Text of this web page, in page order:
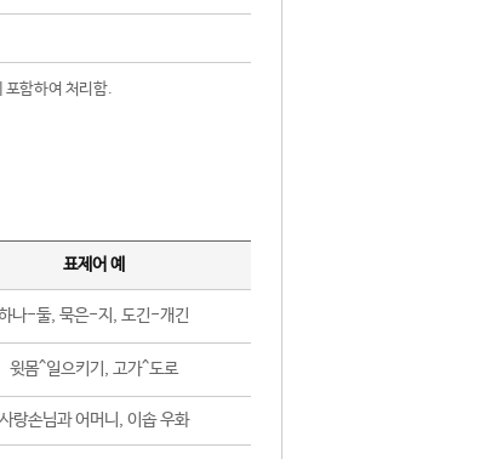
포함하여 처리함.
표제어 예
나-둘, 묵은-지, 도긴-개긴
윗몸^일으키기, 고가^도로
사랑손님과 어머니, 이솝 우화